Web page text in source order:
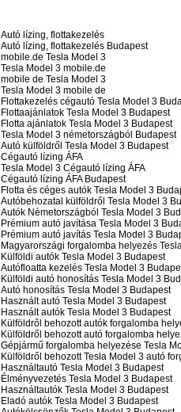
Autó lízing, flottakezelés
Autó lízing, flottakezelés Budapest
mobile.de Tesla Model 3
Tesla Model 3 mobile.de
mobile de Tesla Model 3
Tesla Model 3 mobile de
Flottakezelés cégautó Tesla Model 3
Flottaajánlatok Tesla Model 3 Budapest
Flotta ajánlatok Tesla Model 3 Budapest
Tesla Model 3 németországból Budapest
Autó külföldről Tesla Model 3 Budapest
Cégautó lízing ÁFA
Tesla Model 3 Cégautó lízing ÁFA
Cégautó lízing ÁFA Budapest
Flotta és céges autók Tesla Model 3
Autóbehozatal külföldről Tesla Model 3
Autók Németországból‎ Tesla Model 3
Prémium autó javítása Tesla Model 3
Prémium autó javítás Tesla Model 3
Magyarországi forgalomba helyezés
Külföldi autók‎ Tesla Model 3 Budapest
Autófloatta kezelés Tesla Model 3
Külföldi autó honosítás Tesla Model 3
Autó honosítás Tesla Model 3 Budapest
Használt autó‎ Tesla Model 3 Budapest
Használt autó‎k Tesla Model 3 Budapest
Külföldről behozott autók forgalomba
Külföldről behozott autó forgalomba
Gépjármű forgalomba helyezése Tesla
Külföldről behozott Tesla Model 3 autó
Használtautó‎ Tesla Model 3 Budapest
Élményvezetés Tesla Model 3 Budapest
Használtautó‎k Tesla Model 3 Budapest
Eladó autók Tesla Model 3 Budapest